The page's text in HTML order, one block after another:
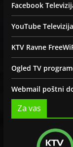
Facebook
YouTube
KTV Ravne
Ogled TV
Webmail poštni
Za vas